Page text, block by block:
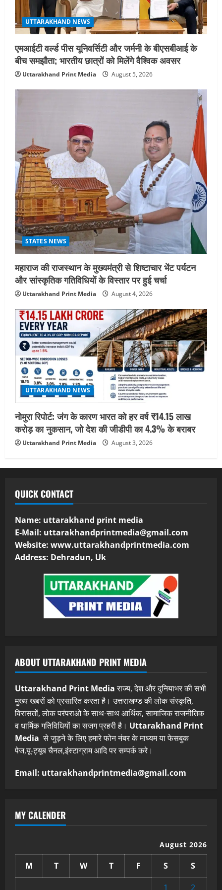
UTTARAKHAND NEWS
एमआईटी वर्ल्ड पीस यूनिवर्सिटी और जर्मनी के बीएसबीआई के
बीच समझौता; भारतीय छात्रों को मिलेंगे वैश्विक अवसर
Uttarakhand Print Media August 5, 2026
STATES NEWS
महाराज की राजस्थान के मुख्यमंत्री से शिष्टाचार भेंट पर्यटन
और सांस्कृतिक गतिविधियों के विस्तार पर हुई चर्चा
Uttarakhand Print Media August 4, 2026
UTTARAKHAND NEWS
नोमुरा रिपोर्ट: जंग के कारण भारत को हर वर्ष ₹14.15 लाख
करोड़ का नुकसान, जो देश की जीडीपी का 4.3% के बराबर
Uttarakhand Print Media August 3, 2026
QUICK CONTACT
Name: uttarakhand print media
E-Mail: uttarakhandprintmedia@gmail.com
Website: www.uttarakhandprintmedia.com
Address: Dehradun, Uk
ABOUT UTTARAKHAND PRINT MEDIA
Uttarakhand Print Mediaराज्य, देश और दुनियाभर की सभी
मुख्य खबरों को प्रसारित करता है। उत्तराखण्ड की लोक संस्कृति,
विरासतों, लोक परंपराओ के साथ-साथ आर्थिक, सामाजिक राजनीतिक
व धार्मिक गतिविधियों का सजग प्रहरी है। Uttarakhand Print
Media से जुड़ने के लिए हमारे फोन नंबर के माध्यम या फेसबुक
पेज,यू-ट्यूब चैनल,इंस्टाग्राम आदि पर सम्पर्क करे।
Email: uttarakhandprintmedia@gmail.com
MY CALENDER
August 2026
M T W T F S
S
1
2